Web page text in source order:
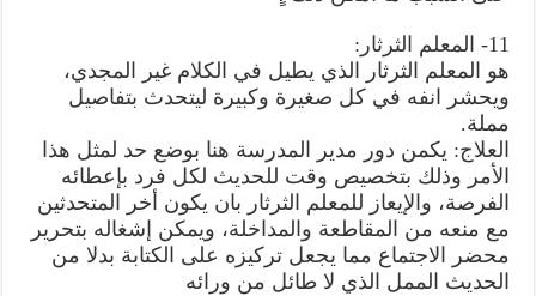
11- المعلم الثرثار:
هو المعلم الثرثار الذي يطيل في الكلام غير المجدي،
ويحشر انفه في كل صغيرة وكبيرة ليتحدث بتفاصيل
مملة.
العلاج: يكمن دور مدير المدرسة هنا بوضع حد لمثل هذا
الأمر وذلك بتخصيص وقت للحديث لكل فرد بإعطائه
الفرصة، والإيعاز للمعلم الثرثار بان يكون أخر المتحدثين
مع منعه من المقاطعة والمداخلة، ويمكن إشغاله بتحرير
محضر الاجتماع مما يجعل تركيزه على الكتابة بدلا من
الحديث الممل الذي لا طائل من ورائه